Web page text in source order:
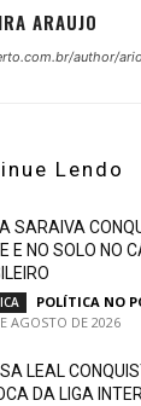
ARAUJO
author/
Lendo
SARAIVA
E NO SOLO NO
POLÍTICA NO
AGOSTO DE 2026
LEAL
DA LIGA